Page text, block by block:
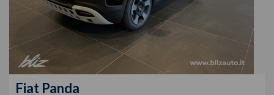
Fiat Panda